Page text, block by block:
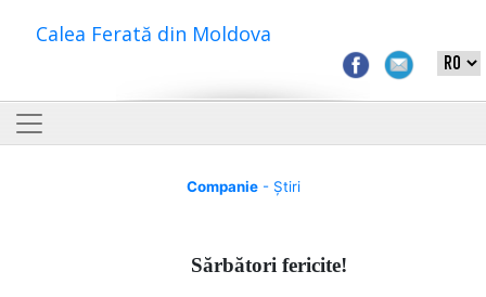
Calea Ferată din Moldova
Companie- Știri
Sărbători fericite!